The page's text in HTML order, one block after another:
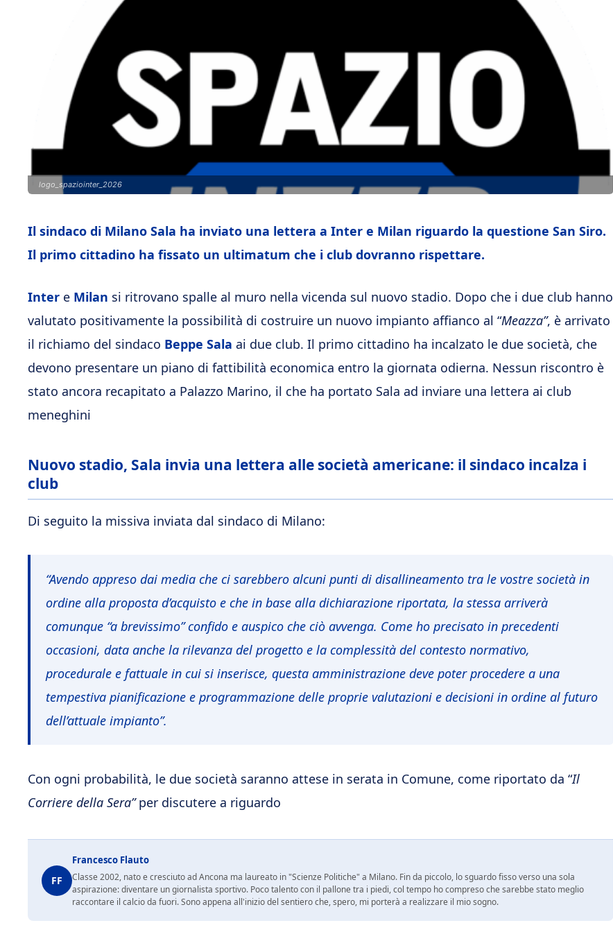
logo_spaziointer_2026
Il sindaco di Milano Sala ha inviato una lettera a Inter e Milan riguardo la questione San Siro.
Il primo cittadino ha fissato un ultimatum che i club dovranno rispettare.
Inter e Milan si ritrovano spalle al muro nella vicenda sul nuovo stadio. Dopo che i due club hanno
valutato positivamente la possibilità di costruire un nuovo impianto affianco al “Meazza”, è arrivato
il richiamo del sindaco Beppe Sala ai due club. Il primo cittadino ha incalzato le due società, che
devono presentare un piano di fattibilità economica entro la giornata odierna. Nessun riscontro è
stato ancora recapitato a Palazzo Marino, il che ha portato Sala ad inviare una lettera ai club
meneghini
Nuovo stadio, Sala invia una lettera alle società americane: il sindaco incalza i
club
Di seguito la missiva inviata dal sindaco di Milano:
“Avendo appreso dai media che ci sarebbero alcuni punti di disallineamento tra le vostre società in
ordine alla proposta d’acquisto e che in base alla dichiarazione riportata, la stessa arriverà
comunque “a brevissimo” confido e auspico che ciò avvenga. Come ho precisato in precedenti
occasioni, data anche la rilevanza del progetto e la complessità del contesto normativo,
procedurale e fattuale in cui si inserisce, questa amministrazione deve poter procedere a una
tempestiva pianificazione e programmazione delle proprie valutazioni e decisioni in ordine al futuro
dell’attuale impianto”.
Con ogni probabilità, le due società saranno attese in serata in Comune, come riportato da “Il
Corriere della Sera”per discutere a riguardo
FF
Francesco Flauto
Classe 2002, nato e cresciuto ad Ancona ma laureato in "Scienze Politiche" a Milano. Fin da piccolo, lo sguardo fisso verso una sola
aspirazione: diventare un giornalista sportivo. Poco talento con il pallone tra i piedi, col tempo ho compreso che sarebbe stato meglio
raccontare il calcio da fuori. Sono appena all'inizio del sentiero che, spero, mi porterà a realizzare il mio sogno.